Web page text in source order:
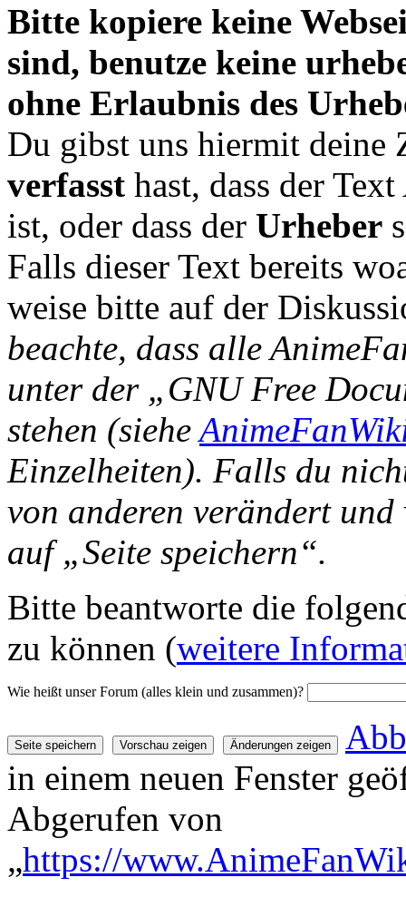
Bitte kopiere keine
sind, benutze keine
ohne Erlaubnis des
Du gibst uns hiermit deine
verfasst hast, dass der
ist, oder dass der Urheber
Falls dieser Text bereits
weise bitte auf der
beachte, dass alle
unter der „GNU Free
stehen (siehe
Einzelheiten). Falls du
von anderen verändert
auf „Seite speichern“.
Bitte beantworte die
zu können (weitere
Wie heißt unser Forum (alles klein und zusammen)?
in einem neuen Fenster
Abgerufen von
„https://